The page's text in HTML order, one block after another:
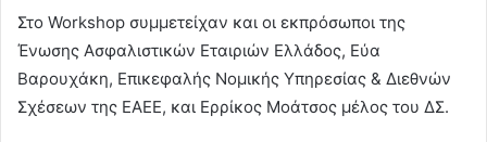
Στο Workshop συμμετείχαν και οι εκπρόσωποι της
Ένωσης Ασφαλιστικών Εταιριών Ελλάδος, Εύα
Βαρουχάκη, Επικεφαλής Νομικής Υπηρεσίας & Διεθνών
Σχέσεων της ΕΑΕΕ, και Ερρίκος Μοάτσος μέλος του ΔΣ.